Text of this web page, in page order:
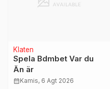
Klaten
Spela Bdmbet Var du
Än är
calendar_monthKamis, 6 Agt 2026